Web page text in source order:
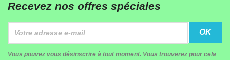
Recevez nos offres spéciales
Vous pouvez vous désinscrire à tout moment. Vous trouverez pour cela